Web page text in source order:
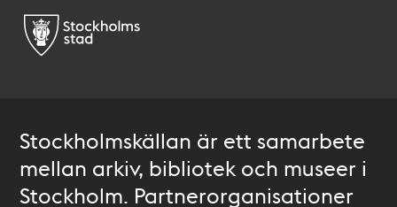
Stockholmskällan är ett samarbete
mellan arkiv, bibliotek och museer i
Stockholm. Partnerorganisationer